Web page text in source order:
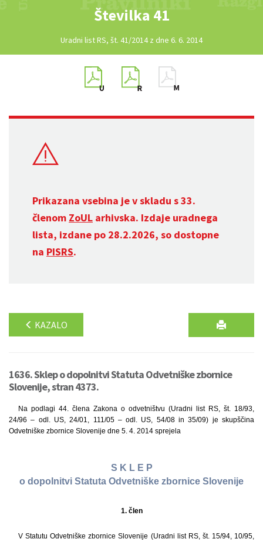
Številka 41
Uradni list RS, št. 41/2014 z dne 6. 6. 2014
Prikazana vsebina je v skladu s 33.
členom ZoUL arhivska. Izdaje uradnega
lista, izdane po 28.2.2026, so dostopne
na PISRS.
KAZALO
1636. Sklep o dopolnitvi Statuta Odvetniške zbornice
Slovenije, stran 4373.
Na podlagi 44. člena Zakona o odvetništvu (Uradni list RS, št. 18/93,
24/96 – odl. US, 24/01, 111/05 – odl. US, 54/08 in 35/09) je skupščina
Odvetniške zbornice Slovenije dne 5. 4. 2014 sprejela
S K L E P
o dopolnitvi Statuta Odvetniške zbornice Slovenije
1. člen
V Statutu Odvetniške zbornice Slovenije (Uradni list RS, št. 15/94, 10/95,